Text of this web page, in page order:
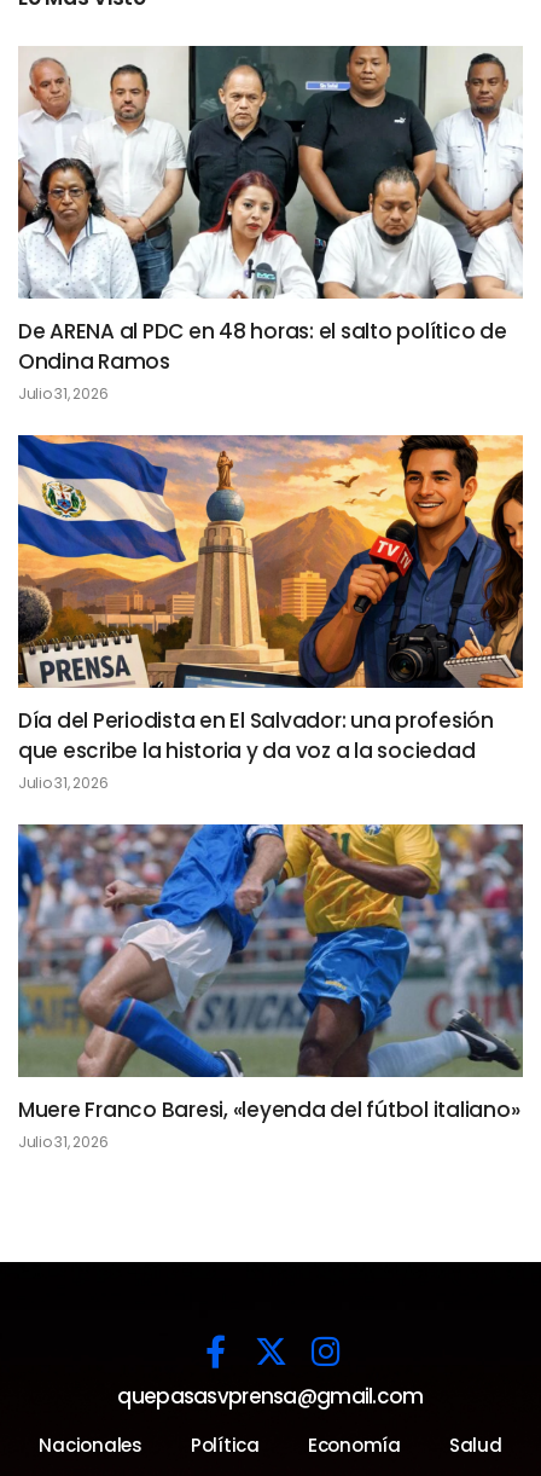
De ARENA al PDC en 48 horas: el salto político de
Ondina Ramos
Julio 31, 2026
Día del Periodista en El Salvador: una profesión
que escribe la historia y da voz a la sociedad
Julio 31, 2026
Muere Franco Baresi, «leyenda del fútbol italiano»
Julio 31, 2026
quepasasvprensa@gmail.com
Nacionales Política Economía Salud